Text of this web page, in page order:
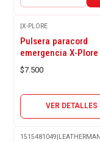
|X-PLORE
Pulsera paracord
emergencia X-Plore
$7.500
VER DETALLES
1515481049 LEATHERMAN